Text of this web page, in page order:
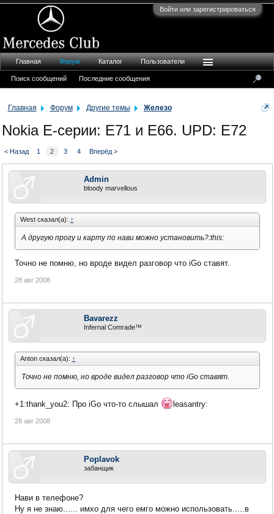
Войти или зарегистрироваться
Главная Форум Другие темы Железо
Nokia E-серии: E71 и E66. UPD: Е72
< Назад 1 2 3 4 Вперёд >
Admin
bloody marvellous
West сказал(а): ↑
А другую прогу и карту по нави можно установить?:this:
Точно не помню, но вроде видел разговор что iGo ставят.
28 авг 2008
Bavarezz
Infernal Comrade™
Anton сказал(а): ↑
Точно не помню, но вроде видел разговор что iGo ставят.
+1:thank_you2: Про iGo что-то слышал leasantry:
28 авг 2008
Poplavok
забанщик
Нави в телефоне?
Ну я не знаю...... имхо для чего емго можно использовать.....в
Главная Форум
Поиск сообщений Последние сообщения
Каталог Пользователи